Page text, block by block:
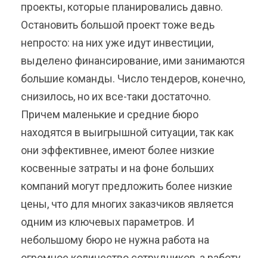
проекты, которые планировались давно.
Остановить большой проект тоже ведь
непросто: на них уже идут инвестиции,
выделено финансирование, ими занимаются
большие команды. Число тендеров, конечно,
снизилось, но их все-таки достаточно.
Причем маленькие и средние бюро
находятся в выигрышной ситуации, так как
они эффективнее, имеют более низкие
косвенные затраты и на фоне больших
компаний могут предложить более низкие
цены, что для многих заказчиков является
одним из ключевых параметров. И
небольшому бюро не нужна работа на